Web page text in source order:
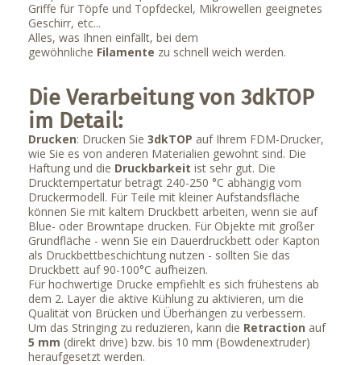
Griffe für Töpfe und Topfdeckel, Mikrowellen geeignetes
Geschirr, etc...
Alles, was Ihnen einfällt, bei dem
gewöhnliche Filamente zu schnell weich werden.
Die Verarbeitung von 3dkTOP
im Detail:
Drucken: Drucken Sie 3dkTOP auf Ihrem FDM-Drucker,
wie Sie es von anderen Materialien gewohnt sind. Die
Haftung und die Druckbarkeit ist sehr gut. Die
Drucktempertatur beträgt 240-250 °C abhängig vom
Druckermodell. Für Teile mit kleiner Aufstandsfläche
können Sie mit kaltem Druckbett arbeiten, wenn sie auf
Blue- oder Browntape drucken. Für Objekte mit großer
Grundfläche - wenn Sie ein Dauerdruckbett oder Kapton
als Druckbettbeschichtung nutzen - sollten Sie das
Druckbett auf 90-100°C aufheizen.
Für hochwertige Drucke empfiehlt es sich frühestens ab
dem 2. Layer die aktive Kühlung zu aktivieren, um die
Qualität von Brücken und Überhängen zu verbessern.
Um das Stringing zu reduzieren, kann die Retraction auf
5 mm (direkt drive) bzw. bis 10 mm (Bowdenextruder)
heraufgesetzt werden.